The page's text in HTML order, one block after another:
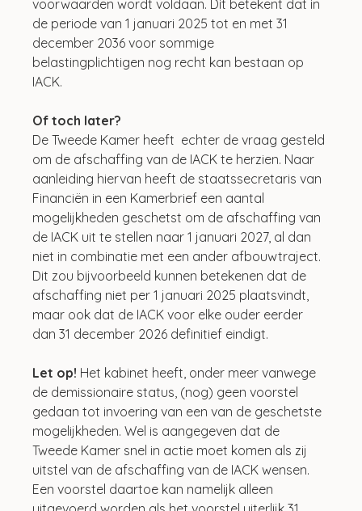
voorwaarden wordt voldaan. Dit betekent dat in
de periode van 1 januari 2025 tot en met 31
december 2036 voor sommige
belastingplichtigen nog recht kan bestaan op
IACK.
Of toch later?
De Tweede Kamer heeft  echter de vraag gesteld
om de afschaffing van de IACK te herzien. Naar
aanleiding hiervan heeft de staatssecretaris van
Financiën in een Kamerbrief een aantal
mogelijkheden geschetst om de afschaffing van
de IACK uit te stellen naar 1 januari 2027, al dan
niet in combinatie met een ander afbouwtraject.
Dit zou bijvoorbeeld kunnen betekenen dat de
afschaffing niet per 1 januari 2025 plaatsvindt,
maar ook dat de IACK voor elke ouder eerder
dan 31 december 2026 definitief eindigt.
Let op! Het kabinet heeft, onder meer vanwege
de demissionaire status, (nog) geen voorstel
gedaan tot invoering van een van de geschetste
mogelijkheden. Wel is aangegeven dat de
Tweede Kamer snel in actie moet komen als zij
uitstel van de afschaffing van de IACK wensen.
Een voorstel daartoe kan namelijk alleen